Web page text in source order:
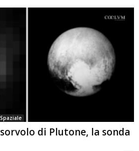
di Plutone, la sonda